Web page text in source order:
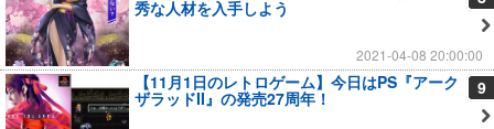
秀な人材を入手しよう
2021-04-08 20:00:00
9
【11月1日のレトロゲーム】今日はPS『アーク
ザラッドII』の発売27周年！